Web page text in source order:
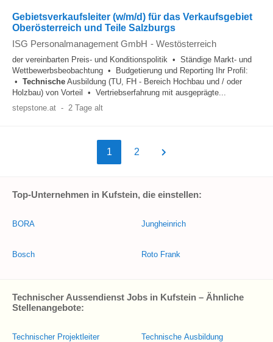
Gebietsverkaufsleiter (w/m/d) für das Verkaufsgebiet
Oberösterreich und Teile Salzburgs
ISG Personalmanagement GmbH - Westösterreich
der vereinbarten Preis- und Konditionspolitik • Ständige Markt- und
Wettbewerbsbeobachtung • Budgetierung und Reporting Ihr Profil:
• Technische Ausbildung (TU, FH - Bereich Hochbau und / oder
Holzbau) von Vorteil • Vertriebserfahrung mit ausgeprägte...
stepstone.at - 2 Tage alt
1 2
Top-Unternehmen in Kufstein, die einstellen:
BORA
Bosch
Jungheinrich
Roto Frank
Technischer Aussendienst Jobs in Kufstein – Ähnliche
Stellenangebote:
Technischer Projektleiter Technische Ausbildung